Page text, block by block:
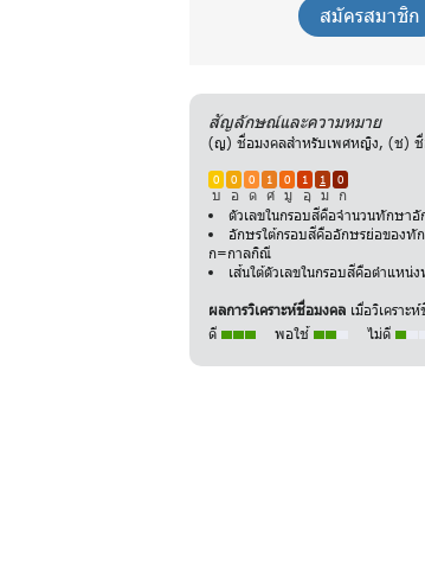
สมัครสมาชิก
สัญลักษณ์และความหมาย
(ญ) ชื่อมงคลสำหรับเพศหญิง, (ช) ชื่
0 0 0 1 0 1 1 0
บ อ ด ศ มู อุ ม ก
ตัวเลขในกรอบสีคือจำนวนทักษา
อักษรใต้กรอบสีคืออักษรย่อของ
ก=กาลกิณี
เส้นใต้ตัวเลขในกรอบสีคือตำแห
ผลการวิเคราะห์ชื่อมงคล เมื่อวิเครา
ดี
พอใช้ ไม่ดี